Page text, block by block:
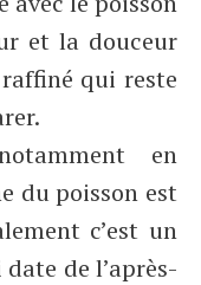
et la douceur
qui reste
en
du poisson est
c’est un
de l’après-